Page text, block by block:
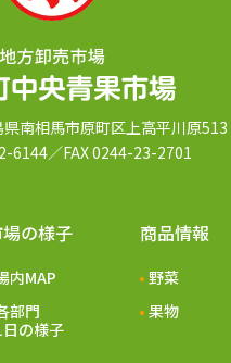
県南相⾺市原町区上⾼平川原513
6144／FAX 0244-23-2701
の様⼦
内MAP
部門
日の様子
商品情報
野菜
果物